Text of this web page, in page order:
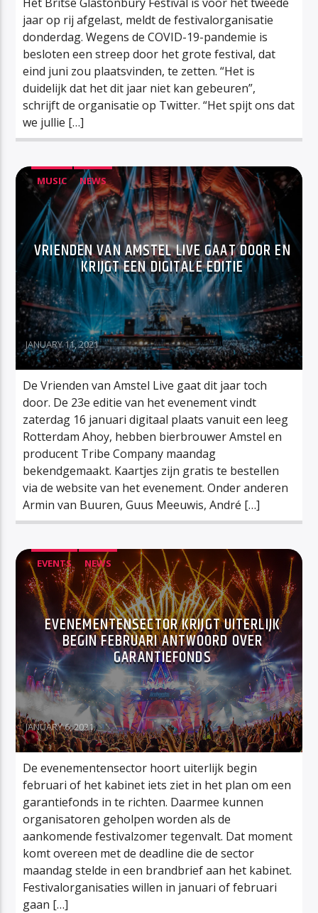
jaar op rij afgelast, meldt de festivalorganisatie
donderdag. Wegens de COVID-19-pandemie is
besloten een streep door het grote festival, dat
eind juni zou plaatsvinden, te zetten. “Het is
duidelijk dat het dit jaar niet kan gebeuren”,
schrijft de organisatie op Twitter. “Het spijt ons dat
we jullie […]
MUSIC NEWS
VRIENDEN VAN AMSTEL LIVE GAAT DOOR EN
KRIJGT EEN DIGITALE EDITIE
JANUARY 11, 2021
De Vrienden van Amstel Live gaat dit jaar toch
door. De 23e editie van het evenement vindt
zaterdag 16 januari digitaal plaats vanuit een leeg
Rotterdam Ahoy, hebben bierbrouwer Amstel en
producent Tribe Company maandag
bekendgemaakt. Kaartjes zijn gratis te bestellen
via de website van het evenement. Onder anderen
Armin van Buuren, Guus Meeuwis, André […]
EVENTS NEWS
EVENEMENTENSECTOR KRIJGT UITERLIJK
BEGIN FEBRUARI ANTWOORD OVER
GARANTIEFONDS
JANUARY 6, 2021
De evenementensector hoort uiterlijk begin
februari of het kabinet iets ziet in het plan om een
garantiefonds in te richten. Daarmee kunnen
organisatoren geholpen worden als de
aankomende festivalzomer tegenvalt. Dat moment
komt overeen met de deadline die de sector
maandag stelde in een brandbrief aan het kabinet.
Festivalorganisaties willen in januari of februari
gaan […]